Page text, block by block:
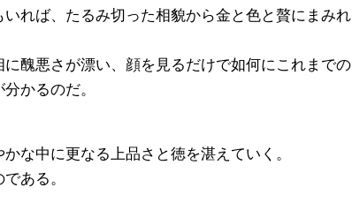
れば、たるみ切った相貌から金と色と贅にまみれ
醜悪さが漂い、顔を見るだけで如何にこれまでの
かるのだ。
な中に更なる上品さと徳を湛えていく。
ある。